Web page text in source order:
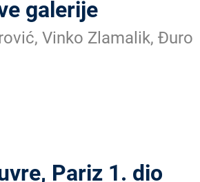
galerije
Vinko Zlamalik, Đuro
Pariz 1. dio